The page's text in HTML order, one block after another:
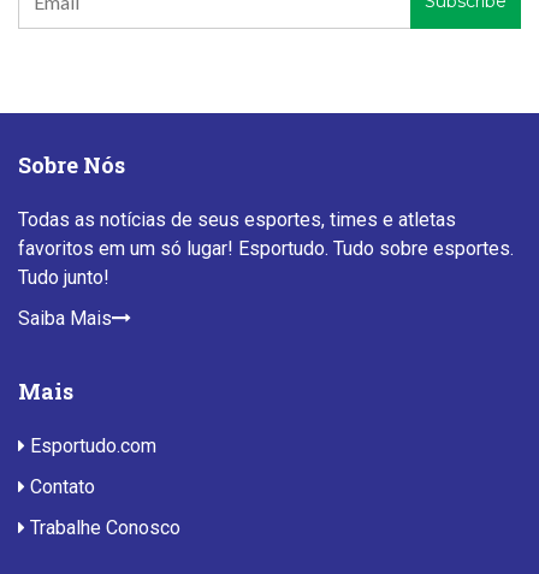
Sobre Nós
Todas as notícias de seus esportes, times e atletas
favoritos em um só lugar! Esportudo. Tudo sobre esportes.
Tudo junto!
Saiba Mais
Mais
Esportudo.com
Contato
Trabalhe Conosco